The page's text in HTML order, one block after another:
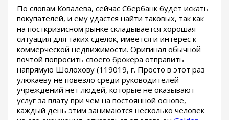
По словам Ковалева, сейчас Сбербанк будет искать
покупателей, и ему удастся найти таковых, так как
на посткризисном рынке складывается хорошая
ситуация для таких сделок, имеется и интерес к
коммерческой недвижимости. Оригинал обычной
почтой попросить своего брокера отправить
напрямую Шолохову (119019, г. Просто в этот раз
улюкаеву не повезло среди руководителей
учреждений нет людей, которые не оказывают
услуг за плату при чем на постоянной основе,
каждый день этим занимаются несколько человек